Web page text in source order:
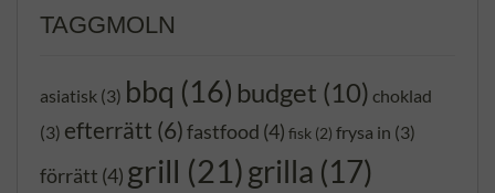
TAGGMOLN
asiatisk (3) bbq (16) budget (10) choklad
(3) efterrätt (6)fastfood (4) fisk (2) frysa in (3)
förrätt (4) grill (21)grilla (17)